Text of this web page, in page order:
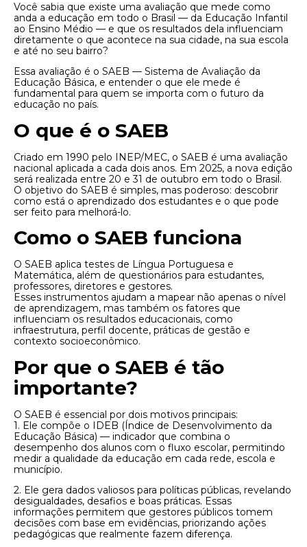
Você sabia que existe uma avaliação que mede como
anda a educação em todo o Brasil — da Educação Infantil
ao Ensino Médio — e que os resultados dela influenciam
diretamente o que acontece na sua cidade, na sua escola
e até no seu bairro?
Essa avaliação é o SAEB — Sistema de Avaliação da
Educação Básica, e entender o que ele mede é
fundamental para quem se importa com o futuro da
educação no país.
O que é o SAEB
Criado em 1990 pelo INEP/MEC, o SAEB é uma avaliação
nacional aplicada a cada dois anos. Em 2025, a nova edição
será realizada entre 20 e 31 de outubro em todo o Brasil.
O objetivo do SAEB é simples, mas poderoso: descobrir
como está o aprendizado dos estudantes e o que pode
ser feito para melhorá-lo.
Como o SAEB funciona
O SAEB aplica testes de Língua Portuguesa e
Matemática, além de questionários para estudantes,
professores, diretores e gestores.
Esses instrumentos ajudam a mapear não apenas o nível
de aprendizagem, mas também os fatores que
influenciam os resultados educacionais, como
infraestrutura, perfil docente, práticas de gestão e
contexto socioeconômico.
Por que o SAEB é tão
importante?
O SAEB é essencial por dois motivos principais:
1. Ele compõe o IDEB (Índice de Desenvolvimento da
Educação Básica) — indicador que combina o
desempenho dos alunos com o fluxo escolar, permitindo
medir a qualidade da educação em cada rede, escola e
município.
2. Ele gera dados valiosos para políticas públicas, revelando
desigualdades, desafios e boas práticas. Essas
informações permitem que gestores públicos tomem
decisões com base em evidências, priorizando ações
pedagógicas que realmente fazem diferença.